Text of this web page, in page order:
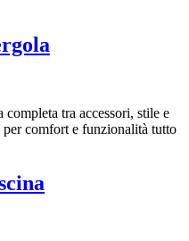
tra accessori, stile e
comfort e funzionalità tutto